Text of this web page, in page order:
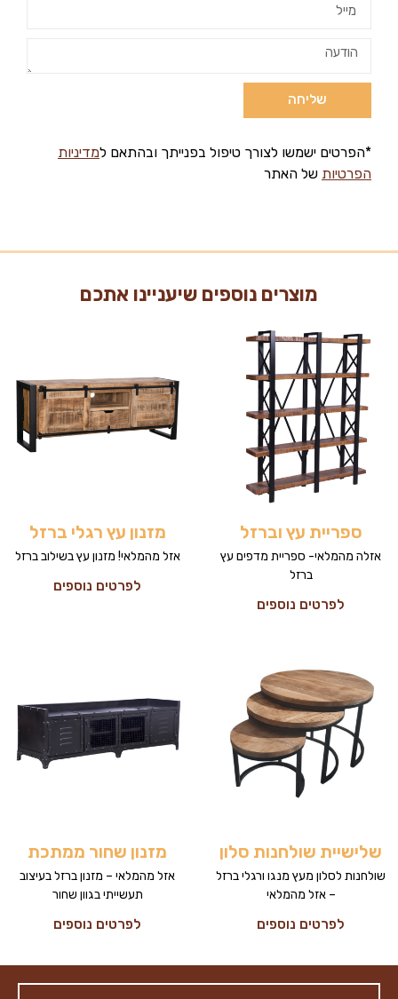
שליחה
*הפרטים ישמשו לצורך טיפול בפנייתך ובהתאם למדיניות
הפרטיות של האתר
מוצרים נוספים שיעניינו אתכם
ספריית עץ וברזל
אזלה מהמלאי- ספריית מדפים עץ
ברזל
לפרטים נוספים
מזנון עץ רגלי ברזל
אזל מהמלאי! מזנון עץ בשילוב ברזל
לפרטים נוספים
שלישיית שולחנות סלון
שולחנות לסלון מעץ מנגו ורגלי ברזל
– אזל מהמלאי
לפרטים נוספים
מזנון שחור ממתכת
אזל מהמלאי – מזנון ברזל בעיצוב
תעשייתי בגוון שחור
לפרטים נוספים